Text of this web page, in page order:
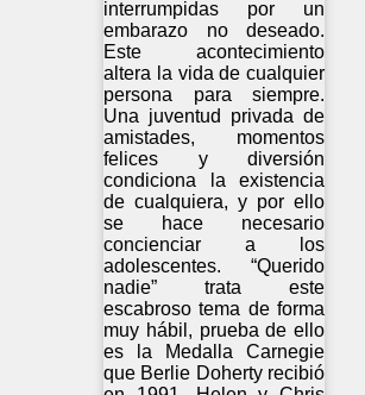
interrumpidas por un
embarazo no deseado.
Este acontecimiento
altera la vida de cualquier
persona para siempre.
Una juventud privada de
amistades, momentos
felices y diversión
condiciona la existencia
de cualquiera, y por ello
se hace necesario
concienciar a los
adolescentes. “Querido
nadie” trata este
escabroso tema de forma
muy hábil, prueba de ello
es la Medalla Carnegie
que Berlie Doherty recibió